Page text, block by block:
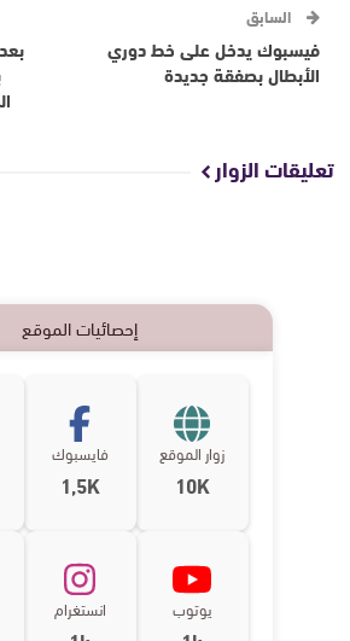
السابق
فيسبوك يدخل على خط دوري
الأبطال بصفقة جديدة
تعليقات الزوار
إحصائيات الموقع
زوار الموقع
10K
فايسبوك
1,5K
يوتوب انستغرام